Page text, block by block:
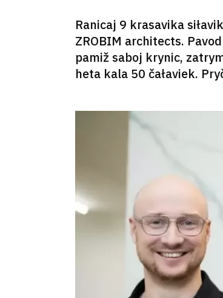
Ranicaj 9 krasavika
ZROBIM architects.
pamiž saboj krynic,
heta kala 50 čałaviek.